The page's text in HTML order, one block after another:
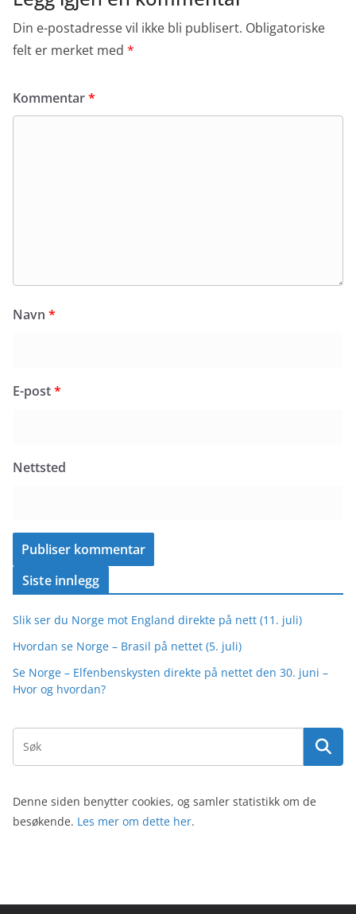
Din e-postadresse vil ikke bli publisert. Obligatoriske
felt er merket med *
Kommentar*
Navn *
E-post*
Nettsted
Siste innlegg
Slik ser du Norge mot England direkte på nett (11. juli)
Hvordan se Norge – Brasil på nettet (5. juli)
Se Norge – Elfenbenskysten direkte på nettet den 30. juni –
Hvor og hvordan?
Denne siden benytter cookies, og samler statistikk om de
besøkende. Les mer om dette her.